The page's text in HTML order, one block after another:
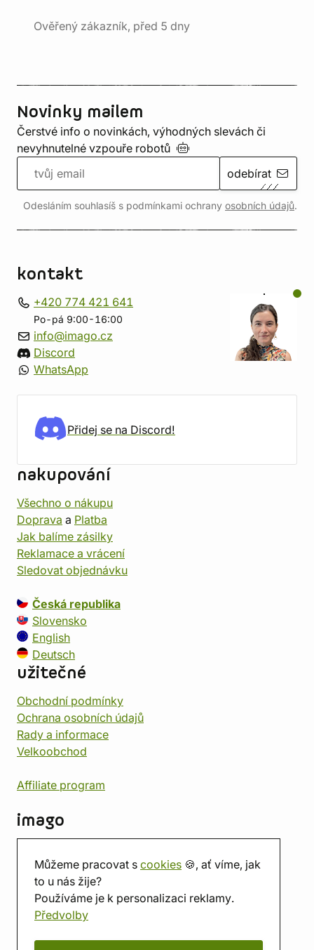
Můžeme pracovat s cookies 🍪, ať víme, jak
to u nás žije?
Používáme je k personalizaci reklamy.
Předvolby
Ověřený zákazník, před 5 dny
Novinky mailem
Čerstvé info o novinkách, výhodných slevách či
nevyhnutelné vzpouře robotů
odebírat
Odesláním souhlasíš s podmínkami ochrany osobních údajů.
kontakt
+420 774 421 641
Po-pá 9:00-16:00
info@imago.cz
Discord
WhatsApp
Přidej se na Discord!
nakupování
Všechno o nákupu
Doprava a Platba
Jak balíme zásilky
Reklamace a vrácení
Sledovat objednávku
Česká republika
Slovensko
English
Deutsch
užitečné
Obchodní podmínky
Ochrana osobních údajů
Rady a informace
Velkoobchod
Affiliate program
imago
Prodejna
Herna
O nás
Hodnocení obchodu